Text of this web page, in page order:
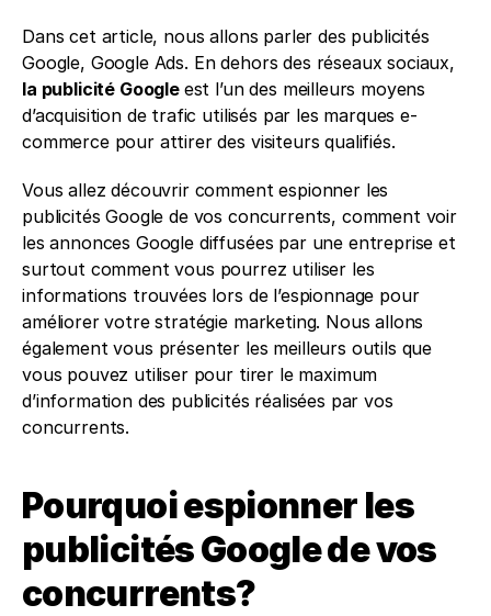
Dans cet article, nous allons parler des publicités
la publicité Google est l’un des meilleurs moyens
d’acquisition de trafic utilisés par les marques e-
commerce pour attirer des visiteurs qualifiés.
Vous allez découvrir comment espionner les
publicités Google de vos concurrents, comment voir
les annonces Google diffusées par une entreprise et
surtout comment vous pourrez utiliser les
informations trouvées lors de l’espionnage pour
améliorer votre stratégie marketing. Nous allons
également vous présenter les meilleurs outils que
vous pouvez utiliser pour tirer le maximum
d’information des publicités réalisées par vos
concurrents.
Pourquoi espionner les
publicités Google de vos
concurrents?